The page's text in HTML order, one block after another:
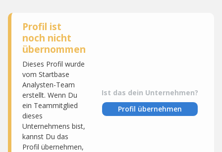
Profil ist
noch nicht
übernommen
Dieses Profil wurde
vom Startbase
Analysten-Team
erstellt. Wenn Du
ein Teammitglied
dieses
Unternehmens bist,
kannst Du das
Profil übernehmen,
Ist das dein Unternehmen?
Profil übernehmen